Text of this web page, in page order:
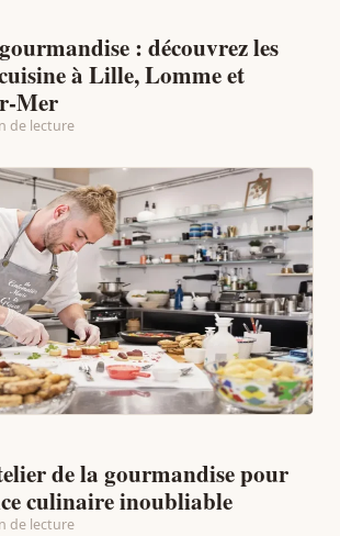
: découvrez les
à Lille, Lomme et
Mer
de lecture
de la gourmandise pour
culinaire inoubliable
de lecture